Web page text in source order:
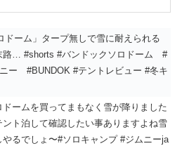
ドーム」タープ無しで雪に耐えられる
路… #shorts #バンドックソロドーム #
ー #BUNDOK #テントレビュー #冬キ
ームを買ってまもなく雪が降りました
ント泊して確認したい事ありますよね雪
やるでしょ〜#ソロキャンプ #ジムニーja